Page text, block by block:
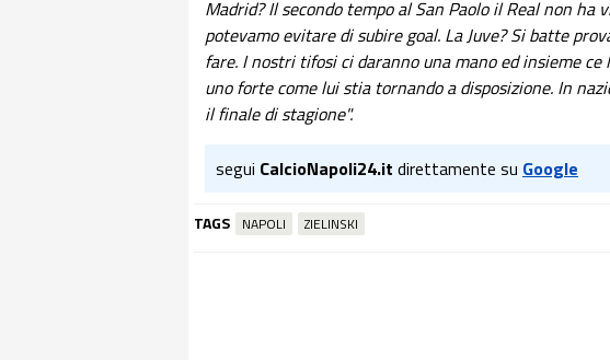
Madrid? Il secondo tempo al San Paolo il Real non ha
potevamo evitare di subire goal. La Juve? Si batte
fare. I nostri tifosi ci daranno una mano ed insieme
uno forte come lui stia tornando a disposizione. In
il finale di stagione".
segui CalcioNapoli24.it direttamente su Google
TAGS NAPOLI ZIELINSKI